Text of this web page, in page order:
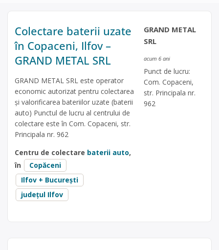
Colectare baterii uzate
în Copaceni, Ilfov –
GRAND METAL SRL
GRAND METAL SRL este operator
economic autorizat pentru colectarea
și valorificarea bateriilor uzate (baterii
auto) Punctul de lucru al centrului de
colectare este în Com. Copaceni, str.
Principala nr. 962
Centru de colectare baterii auto,
în
Copăceni
Ilfov + București
județul Ilfov
GRAND METAL
SRL
acum 6 ani
Punct de lucru:
Com. Copaceni,
str. Principala nr.
962